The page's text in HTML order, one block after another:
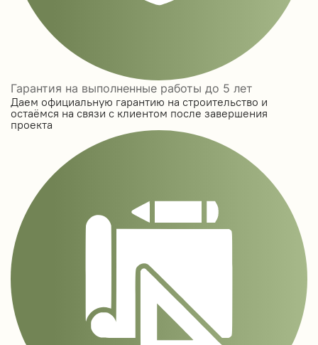
Гарантия на выполненные работы до 5 лет
Даем официальную гарантию на строительство и
остаёмся на связи с клиентом после завершения
проекта